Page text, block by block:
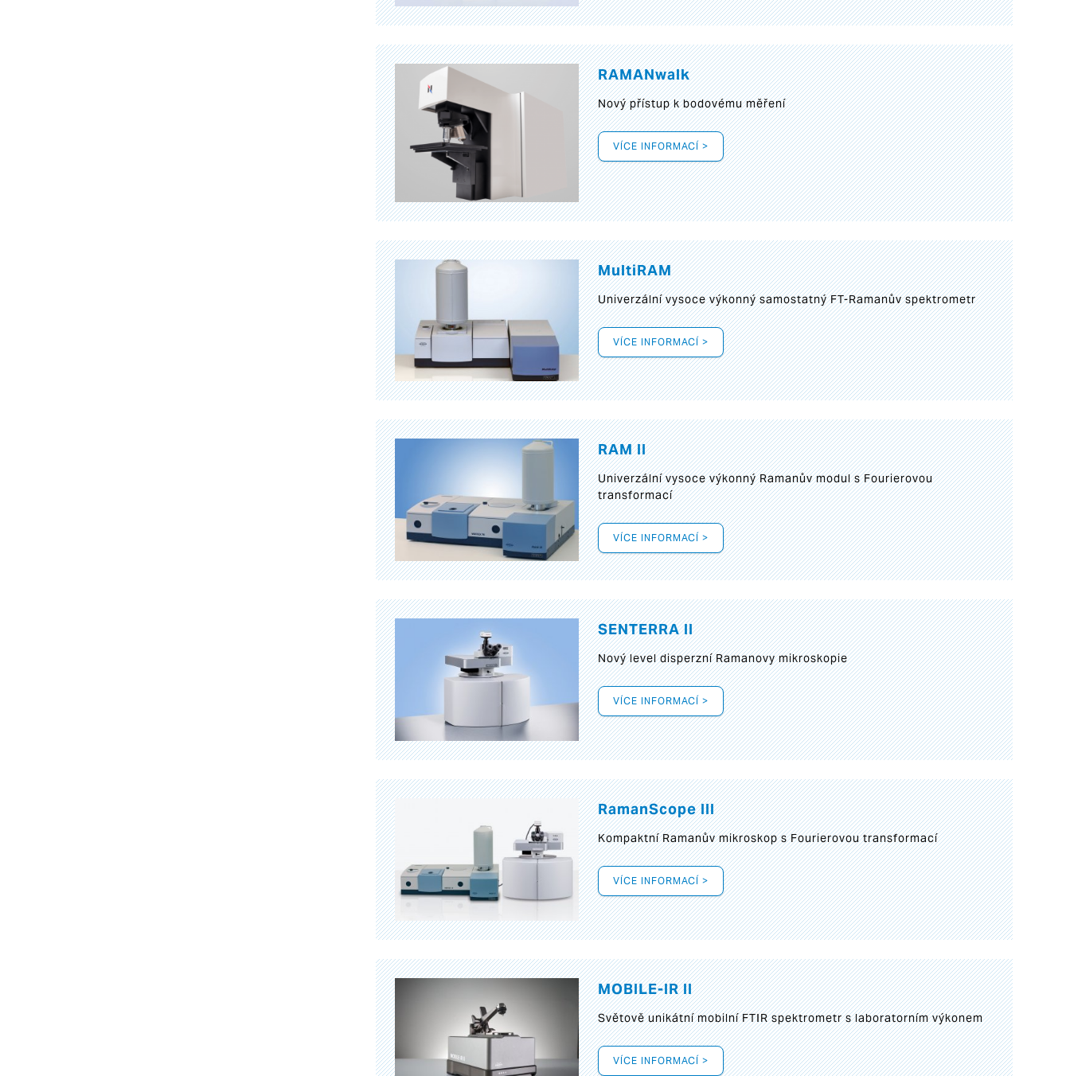
RAMANwalk
Nový přístup k bodovému měření
VÍCE INFORMACÍ >
MultiRAM
Univerzální vysoce výkonný samostatný FT-Ramanův spektrometr
VÍCE INFORMACÍ >
RAM II
Univerzální vysoce výkonný Ramanův modul s Fourierovou
transformací
VÍCE INFORMACÍ >
SENTERRA II
Nový level disperzní Ramanovy mikroskopie
VÍCE INFORMACÍ >
RamanScope III
Kompaktní Ramanův mikroskop s Fourierovou transformací
VÍCE INFORMACÍ >
MOBILE-IR II
Světově unikátní mobilní FTIR spektrometr s laboratorním výkonem
VÍCE INFORMACÍ >